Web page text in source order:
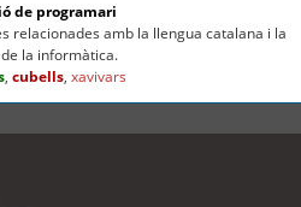
de programari
relacionades amb la llengua catalana i la
la informàtica.
,cubells,xavivars